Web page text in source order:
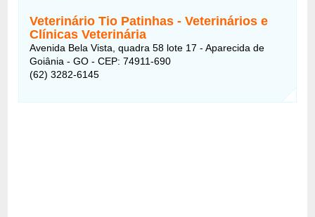
Veterinário Tio Patinhas - Veterinários e
Clínicas Veterinária
Avenida Bela Vista, quadra 58 lote 17 - Aparecida de
Goiânia - GO - CEP: 74911-690
(62) 3282-6145